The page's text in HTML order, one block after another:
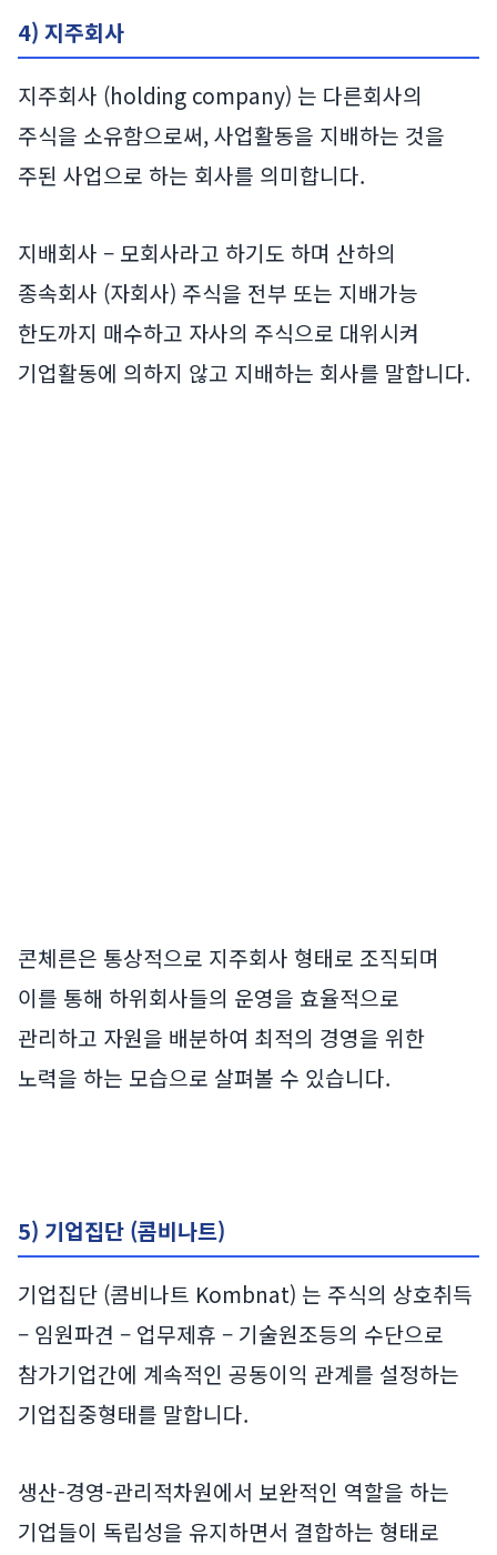
4) 지주회사
지주회사 (holding company) 는 다른회사의
주식을 소유함으로써, 사업활동을 지배하는 것을
주된 사업으로 하는 회사를 의미합니다.
지배회사 – 모회사라고 하기도 하며 산하의
종속회사 (자회사) 주식을 전부 또는 지배가능
한도까지 매수하고 자사의 주식으로 대위시켜
기업활동에 의하지 않고 지배하는 회사를 말합니다.
콘체른은 통상적으로 지주회사 형태로 조직되며
이를 통해 하위회사들의 운영을 효율적으로
관리하고 자원을 배분하여 최적의 경영을 위한
노력을 하는 모습으로 살펴볼 수 있습니다.
5) 기업집단 (콤비나트)
기업집단 (콤비나트 Kombnat) 는 주식의 상호취득
– 임원파견 – 업무제휴 – 기술원조등의 수단으로
참가기업간에 계속적인 공동이익 관계를 설정하는
기업집중형태를 말합니다.
생산-경영-관리적차원에서 보완적인 역할을 하는
기업들이 독립성을 유지하면서 결합하는 형태로